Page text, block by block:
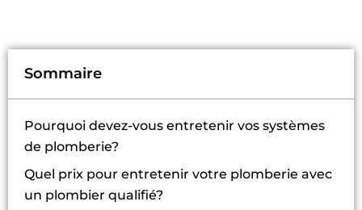
Sommaire
Pourquoi devez-vous entretenir vos systèmes
de plomberie?
Quel prix pour entretenir votre plomberie avec
un plombier qualifié?